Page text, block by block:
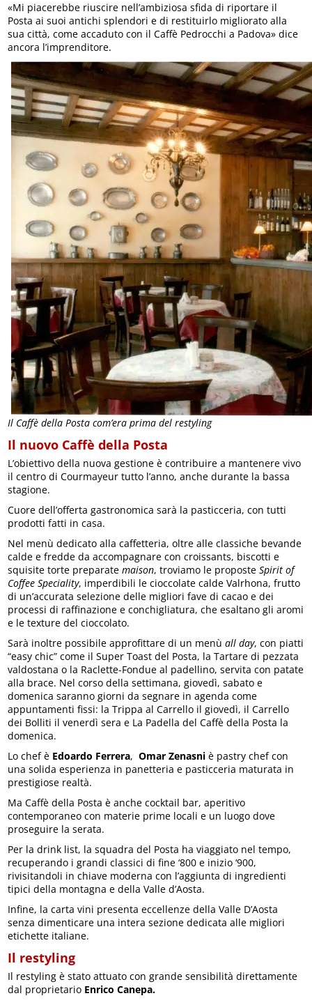
«Mi piacerebbe riuscire nell’ambiziosa sfida di riportare il
Posta ai suoi antichi splendori e di restituirlo migliorato alla
sua città, come accaduto con il Caffè Pedrocchi a Padova» dice
ancora l’imprenditore.
Il Caffè della Posta com’era prima del restyling
Il nuovo Caffè della Posta
L’obiettivo della nuova gestione è contribuire a mantenere vivo
il centro di Courmayeur tutto l’anno, anche durante la bassa
stagione.
Cuore dell’offerta gastronomica sarà la pasticceria, con tutti
prodotti fatti in casa.
Nel menù dedicato alla caffetteria, oltre alle classiche bevande
calde e fredde da accompagnare con croissants, biscotti e
squisite torte preparatemaison, troviamo le proposteSpirit of
Coffee Speciality, imperdibili le cioccolate calde Valrhona, frutto
di un’accurata selezione delle migliori fave di cacao e dei
processi di raffinazione e conchigliatura, che esaltano gli aromi
e le texture del cioccolato.
Sarà inoltre possibile approfittare di un menùall day, con piatti
“easy chic” come il Super Toast del Posta, la Tartare di pezzata
valdostana o la Raclette-Fondue al padellino, servita con patate
alla brace. Nel corso della settimana, giovedì, sabato e
domenica saranno giorni da segnare in agenda come
appuntamenti fissi: la Trippa al Carrello il giovedì, il Carrello
dei Bolliti il venerdì sera e La Padella del Caffè della Posta la
domenica.
Lo chef è Edoardo Ferrera,Omar Zenasniè pastry chef con
una solida esperienza in panetteria e pasticceria maturata in
prestigiose realtà.
Ma Caffè della Posta è anche cocktail bar, aperitivo
contemporaneo con materie prime locali e un luogo dove
proseguire la serata.
Per la drink list, la squadra del Posta ha viaggiato nel tempo,
recuperando i grandi classici di fine ‘800 e inizio ‘900,
rivisitandoli in chiave moderna con l’aggiunta di ingredienti
tipici della montagna e della Valle d’Aosta.
Infine, la carta vini presenta eccellenze della Valle D’Aosta
senza dimenticare una intera sezione dedicata alle migliori
etichette italiane.
Il restyling
Il restyling è stato attuato con grande sensibilità direttamente
dal proprietario Enrico Canepa.